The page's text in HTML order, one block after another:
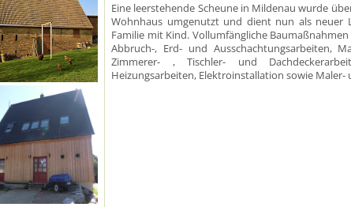
Eine leerstehende Scheune in Mildenau wurde
Wohnhaus umgenutzt und dient nun als neuer
Familie mit Kind. Vollumfängliche
Abbruch-, Erd- und Ausschachtungsarbeiten,
Zimmerer- , Tischler- und
Heizungsarbeiten, Elektroinstallation sowie Maler-